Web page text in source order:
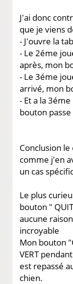
J'ai donc
que je viens
- J'ouvre la
- Le 2éme
après, mon
- Le 3éme
arrivé, mon
- Et a la
bouton passe
Conclusion le
comme j'en
un cas
Le plus
bouton "
aucune
incroyable
Mon bouton
VERT
est repassé
chien.